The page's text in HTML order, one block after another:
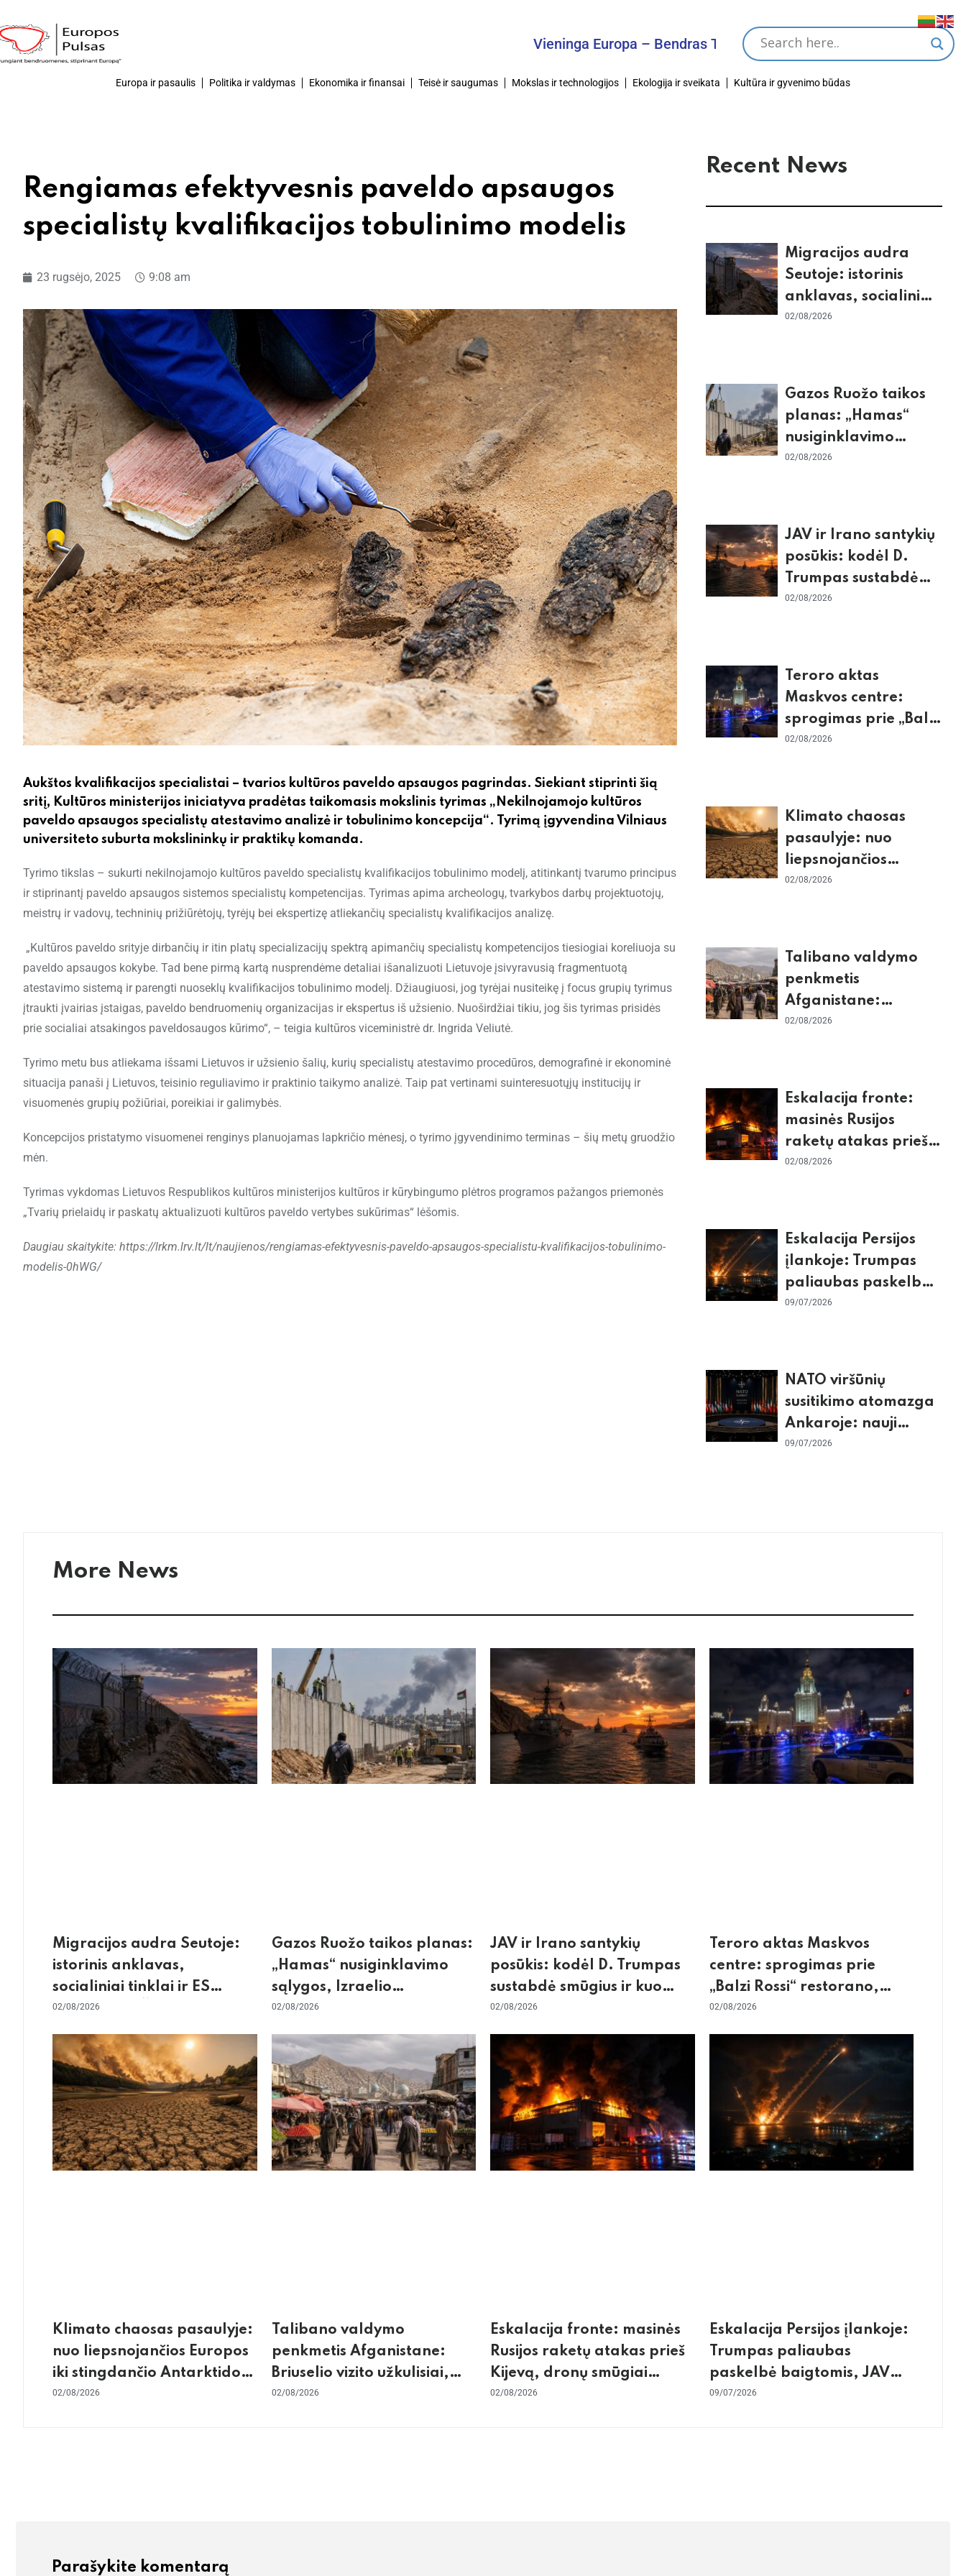
Vieninga Europa – Bendras Tikslas
Europa ir pasaulis Politika ir valdymas Ekonomika ir finansai Teisė ir saugumas Mokslas ir technologijos Ekologija ir sveikata Kultūra ir gyvenimo būdas
Rengiamas efektyvesnis paveldo apsaugos
specialistų kvalifikacijos tobulinimo modelis
23 rugsėjo, 2025 9:08 am
Aukštos kvalifikacijos specialistai – tvarios kultūros paveldo apsaugos pagrindas. Siekiant stiprinti šią
sritį, Kultūros ministerijos iniciatyva pradėtas taikomasis mokslinis tyrimas „Nekilnojamojo kultūros
paveldo apsaugos specialistų atestavimo analizė ir tobulinimo koncepcija“. Tyrimą įgyvendina Vilniaus
universiteto suburta mokslininkų ir praktikų komanda.
Tyrimo tikslas – sukurti nekilnojamojo kultūros paveldo specialistų kvalifikacijos tobulinimo modelį, atitinkantį tvarumo principus
ir stiprinantį paveldo apsaugos sistemos specialistų kompetencijas. Tyrimas apima archeologų, tvarkybos darbų projektuotojų,
meistrų ir vadovų, techninių prižiūrėtojų, tyrėjų bei ekspertizę atliekančių specialistų kvalifikacijos analizę.
„Kultūros paveldo srityje dirbančių ir itin platų specializacijų spektrą apimančių specialistų kompetencijos tiesiogiai koreliuoja su
paveldo apsaugos kokybe. Tad bene pirmą kartą nusprendėme detaliai išanalizuoti Lietuvoje įsivyravusią fragmentuotą
atestavimo sistemą ir parengti nuoseklų kvalifikacijos tobulinimo modelį. Džiaugiuosi, jog tyrėjai nusiteikę į focus grupių tyrimus
įtraukti įvairias įstaigas, paveldo bendruomenių organizacijas ir ekspertus iš užsienio. Nuoširdžiai tikiu, jog šis tyrimas prisidės
prie socialiai atsakingos paveldosaugos kūrimo“, – teigia kultūros viceministrė dr. Ingrida Veliutė.
Tyrimo metu bus atliekama išsami Lietuvos ir užsienio šalių, kurių specialistų atestavimo procedūros, demografinė ir ekonominė
situacija panaši į Lietuvos, teisinio reguliavimo ir praktinio taikymo analizė. Taip pat vertinami suinteresuotųjų institucijų ir
visuomenės grupių požiūriai, poreikiai ir galimybės.
Koncepcijos pristatymo visuomenei renginys planuojamas lapkričio mėnesį, o tyrimo įgyvendinimo terminas – šių metų gruodžio
mėn.
Tyrimas vykdomas Lietuvos Respublikos kultūros ministerijos kultūros ir kūrybingumo plėtros programos pažangos priemonės
„Tvarių prielaidų ir paskatų aktualizuoti kultūros paveldo vertybes sukūrimas“ lėšomis.
Daugiau skaitykite: https://lrkm.lrv.lt/lt/naujienos/rengiamas-efektyvesnis-paveldo-apsaugos-specialistu-kvalifikacijos-tobulinimo-
modelis-0hWG/
Recent News
Migracijos audra
Seutoje: istorinis
anklavas, socialiniai
tinklai ir ES skilimas
02/08/2026
Gazos Ruožo taikos
planas: „Hamas“
nusiginklavimo
sąlygos, Izraelio
02/08/2026
JAV ir Irano santykių
posūkis: kodėl D.
Trumpas sustabdė
smūgius ir kuo
02/08/2026
Teroro aktas
Maskvos centre:
sprogimas prie „Balzi
Rossi“ restorano,
02/08/2026
Klimato chaosas
pasaulyje: nuo
liepsnojančios
Europos iki
02/08/2026
Talibano valdymo
penkmetis
Afganistane:
Briuselio vizito
konfliktas su
Pakistanu
02/08/2026
Eskalacija fronte:
masinės Rusijos
raketų atakas prieš
Kijevą, dronų smūgiai
02/08/2026
Eskalacija Persijos
įlankoje: Trumpas
paliaubas paskelbė
baigtomis, JAV
09/07/2026
NATO viršūnių
susitikimo atomazga
Ankaroje: nauji
įsipareigojimai
09/07/2026
More News
Migracijos audra Seutoje:
istorinis anklavas,
socialiniai tinklai ir ES
skilimas dėl Šengeno zonos
02/08/2026
Gazos Ruožo taikos planas:
„Hamas“ nusiginklavimo
sąlygos, Izraelio
skepticizmas ir ES nerimas
02/08/2026
JAV ir Irano santykių
posūkis: kodėl D. Trumpas
sustabdė smūgius ir kuo
rizikuoja pasaulio
02/08/2026
Teroro aktas Maskvos
centre: sprogimas prie
„Balzi Rossi“ restorano,
mirtininkės apgulė ir tikrieji
02/08/2026
Klimato chaosas pasaulyje:
nuo liepsnojančios Europos
iki stingdančio Antarktidos
paradokso
02/08/2026
Talibano valdymo
penkmetis Afganistane:
Briuselio vizito užkulisiai,
gilus skurdas ir karinis
02/08/2026
Eskalacija fronte: masinės
Rusijos raketų atakas prieš
Kijevą, dronų smūgiai
„Wildberries“ ir žiemos
02/08/2026
Eskalacija Persijos įlankoje:
Trumpas paliaubas
paskelbė baigtomis, JAV
sunaikino 90 karinių taikinių
09/07/2026
Parašykite komentarą